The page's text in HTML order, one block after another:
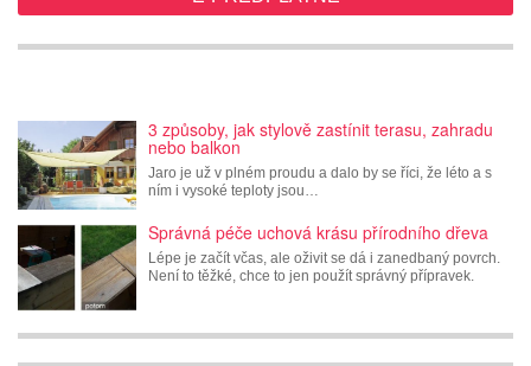
3 způsoby, jak stylově zastínit terasu, zahradu
nebo balkon
Jaro je už v plném proudu a dalo by se říci, že léto a s
ním i vysoké teploty jsou…
Správná péče uchová krásu přírodního dřeva
Lépe je začít včas, ale oživit se dá i zanedbaný povrch.
Není to těžké, chce to jen použít správný přípravek.